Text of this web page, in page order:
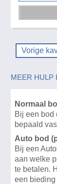
Vorige
MEER HULP
Normaal
Bij een bod
bepaald
Auto bod
Bij een
aan welke
te betalen.
een